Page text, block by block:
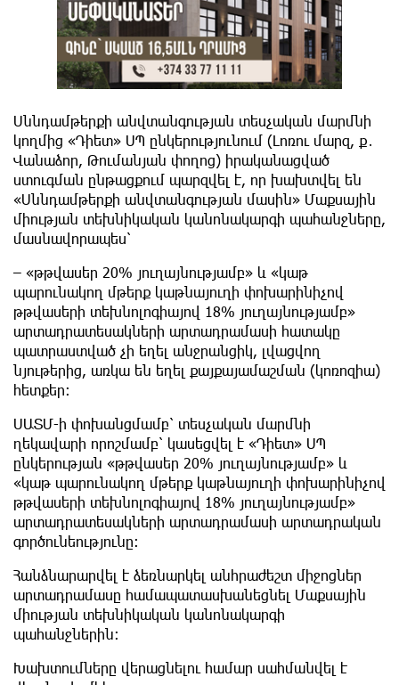
Սննդամթերքի անվտանգության տեսչական մարմնի
կողմից «Դիետ» ՍՊ ընկերությունում (Լոռու մարզ, ք․
Վանաձոր, Թումանյան փողոց) իրականացված
ստուգման ընթացքում պարզվել է, որ խախտվել են
«Սննդամթերքի անվտանգության մասին» Մաքսային
միության տեխնիկական կանոնակարգի պահանջները,
մասնավորապես՝
– «թթվասեր 20% յուղայնությամբ» և «կաթ
պարունակող մթերք կաթնայուղի փոխարինիչով
թթվասերի տեխնոլոգիայով 18% յուղայնությամբ»
արտադրատեսակների արտադրամասի հատակը
պատրաստված չի եղել անջրանցիկ, լվացվող
նյութերից, առկա են եղել քայքայամաշման (կոռոզիա)
հետքեր։
ՍԱՏՄ-ի փոխանցմամբ՝ տեսչական մարմնի
ղեկավարի որոշմամբ՝ կասեցվել է «Դիետ» ՍՊ
ընկերության «թթվասեր 20% յուղայնությամբ» և
«կաթ պարունակող մթերք կաթնայուղի փոխարինիչով
թթվասերի տեխնոլոգիայով 18% յուղայնությամբ»
արտադրատեսակների արտադրամասի արտադրական
գործունեությունը:
Հանձնարարվել է ձեռնարկել անհրաժեշտ միջոցներ
արտադրամասը համապատասխանեցնել Մաքսային
միության տեխնիկական կանոնակարգի
պահանջներին:
Խախտումները վերացնելու համար սահմանվել է